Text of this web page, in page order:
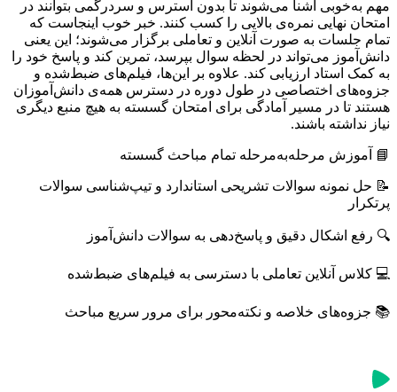
مهم به‌خوبی آشنا می‌شوند تا بدون استرس و سردرگمی بتوانند در
امتحان نهایی نمره‌ی بالایی را کسب کنند. خبر خوب اینجاست که
تمام جلسات به صورت آنلاین و تعاملی برگزار می‌شوند؛ این یعنی
دانش‌آموز می‌تواند در لحظه سوال بپرسد، تمرین کند و پاسخ خود را
به کمک استاد ارزیابی کند. علاوه بر این‌ها، فیلم‌های ضبط‌شده و
جزوه‌های اختصاصی در طول دوره در دسترس همه‌ی دانش‌آموزان
هستند تا در مسیر آمادگی برای امتحان گسسته به هیچ منبع دیگری
نیاز نداشته باشند.
📘 آموزش مرحله‌به‌مرحله تمام مباحث گسسته
📝 حل نمونه ‌سوالات تشریحی استاندارد و تیپ‌شناسی سوالات
پرتکرار
🔍 رفع اشکال دقیق و پاسخ‌دهی به سوالات دانش‌آموز
💻 کلاس آنلاین تعاملی با دسترسی به فیلم‌های ضبط‌شده
📚 جزوه‌های خلاصه و نکته‌محور برای مرور سریع مباحث